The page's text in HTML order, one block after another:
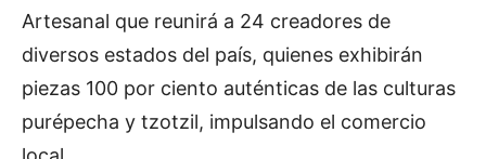
Artesanal que reunirá a 24 creadores de
diversos estados del país, quienes exhibirán
piezas 100 por ciento auténticas de las culturas
purépecha y tzotzil, impulsando el comercio